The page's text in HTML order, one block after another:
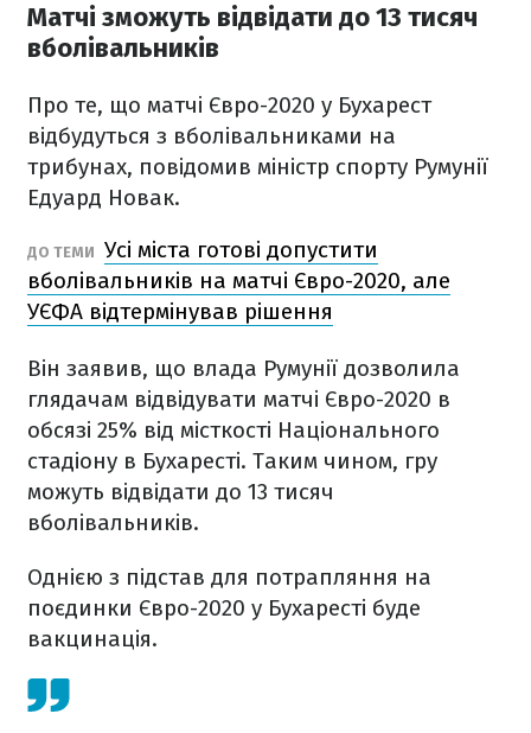
Матчі зможуть відвідати до 13 тисяч
вболівальників
Про те, що матчі Євро-2020 у Бухарест
відбудуться з вболівальниками на
трибунах, повідомив міністр спорту Румунії
Едуард Новак.
ДО ТЕМИ Усі міста готові допустити
вболівальників на матчі Євро-2020, але
УЄФА відтермінував рішення
Він заявив, що влада Румунії дозволила
глядачам відвідувати матчі Євро-2020 в
обсязі 25% від місткості Національного
стадіону в Бухаресті. Таким чином, гру
можуть відвідати до 13 тисяч
вболівальників.
Однією з підстав для потрапляння на
поєдинки Євро-2020 у Бухаресті буде
вакцинація.